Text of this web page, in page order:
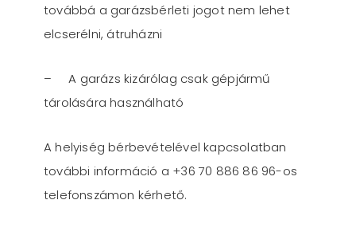
továbbá a garázsbérleti jogot nem lehet
elcserélni, átruházni
– A garázs kizárólag csak gépjármű
tárolására használható
A helyiség bérbevételével kapcsolatban
további információ a +36 70 886 86 96-os
telefonszámon kérhető.